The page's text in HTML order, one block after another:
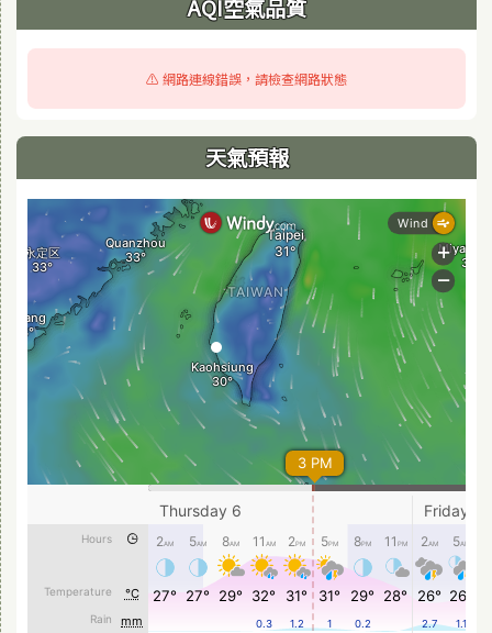
AQI空氣品質
⚠️ 網路連線錯誤，請檢查網路狀態
天氣預報